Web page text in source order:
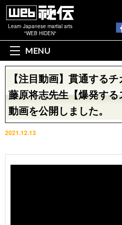
Learn Japanese martial arts
"WEB HIDEN"
MENU
【注目動画】貫通する
藤原将志先生【爆発す
動画を公開しました。
2021.12.13